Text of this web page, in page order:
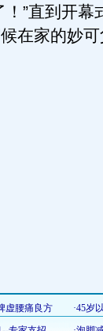
”直到开幕
在家的妙